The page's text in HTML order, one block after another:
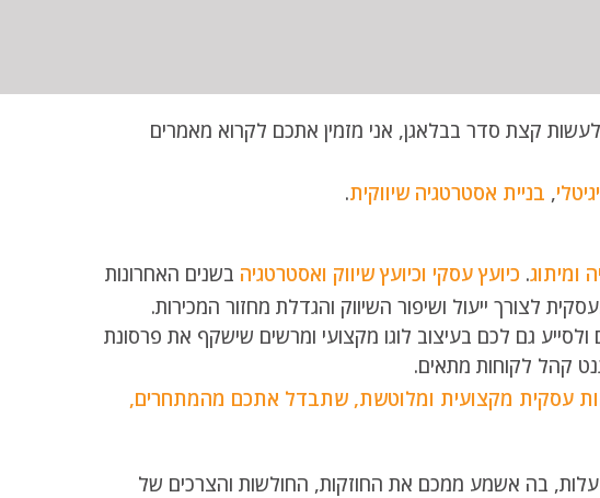
לעשות קצת סדר בבלאגן, אני מזמין אתכם לקרוא מאמרים
, בניית אסטרטגיה שיווקית.
ומיתוג. כיועץ עסקי וכיועץ שיווק ואסטרטגיה בשנים האחרונות
לצורך ייעול ושיפור השיווק והגדלת מחזור המכירות.
גם לכם בעיצוב לוגו מקצועי ומרשים שישקף את פרסונת
קהל לקוחות מתאים.
עסקית מקצועית ומלוטשת, שתבדל אתכם מהמתחרים,
בה אשמע ממכם את החוזקות, החולשות והצרכים של